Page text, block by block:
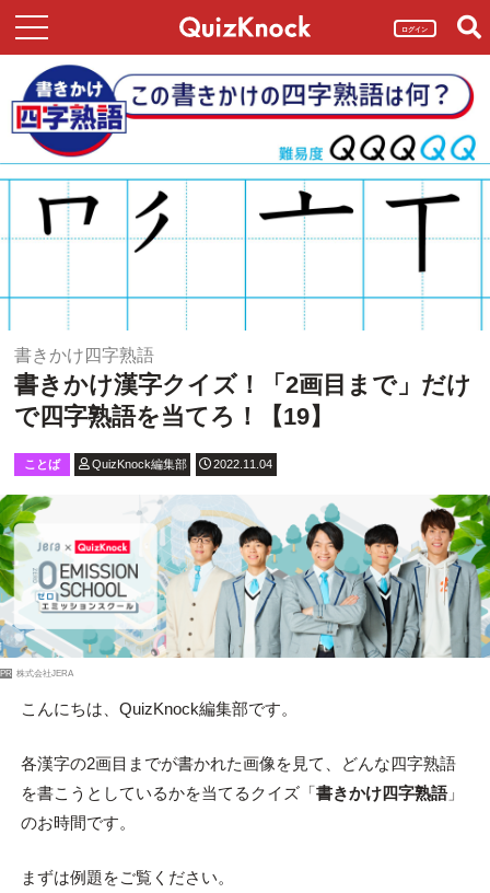
ログイン
書きかけ四字熟語
書きかけ漢字クイズ！「2画目まで」だけ
で四字熟語を当てろ！【19】
ことば QuizKnock編集部 2022.11.04
PR 株式会社JERA
こんにちは、QuizKnock編集部です。
各漢字の2画目までが書かれた画像を見て、どんな四字熟語
を書こうとしているかを当てるクイズ「書きかけ四字熟語」
のお時間です。
まずは例題をご覧ください。